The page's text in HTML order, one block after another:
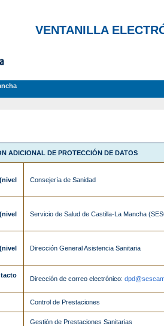
VENTANILLA
ADICIONAL DE PROTECCIÓN DE DATOS
Consejería de Sanidad
Servicio de Salud de Castilla-La Mancha
Dirección General Asistencia Sanitaria
Dirección de correo electrónico:
Control de Prestaciones
Gestión de Prestaciones Sanitarias